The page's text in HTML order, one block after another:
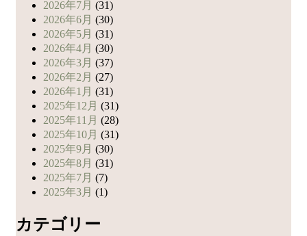
2026年7月 (31)
2026年6月 (30)
2026年5月 (31)
2026年4月 (30)
2026年3月 (37)
2026年2月 (27)
2026年1月 (31)
2025年12月 (31)
2025年11月 (28)
2025年10月 (31)
2025年9月 (30)
2025年8月 (31)
2025年7月 (7)
2025年3月 (1)
カテゴリー